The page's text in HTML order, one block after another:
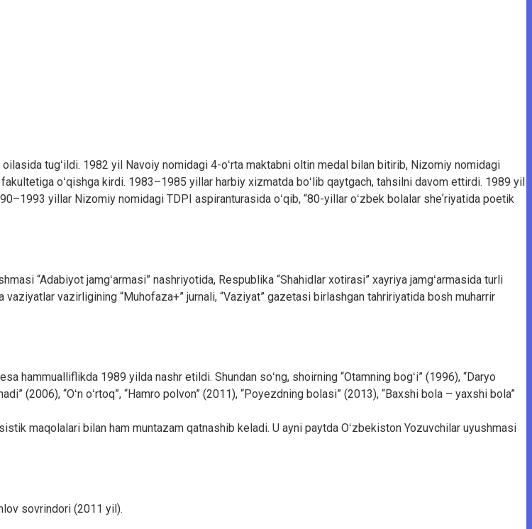
tugʻildi. 1982 yil Navoiy nomidagi 4-oʻrta maktabni oltin medal bilan bitirib, Nizomiy nomidagi
oʻqishga kirdi. 1983–1985 yillar harbiy xizmatda boʻlib qaytgach, tahsilni davom ettirdi. 1989 yil
yillar Nizomiy nomidagi TDPI aspiranturasida oʻqib, “80-yillar oʻzbek bolalar sheʼriyatida poetik
“Adabiyot jamgʻarmasi” nashriyotida, Respublika “Shahidlar xotirasi” xayriya jamgʻarmasida turli
vazirligining “Muhofaza+” jurnali, “Vaziyat” gazetasi birlashgan tahririyatida bosh muharrir
hammualliflikda 1989 yilda nashr etildi. Shundan soʻng, shoirning “Otamning bogʻi” (1996), “Daryo
(2006), “Oʻn oʻrtoq”, “Hamro polvon” (2011), “Poyezdning bolasi” (2013), “Baxshi bola – yaxshi bola”
maqolalari bilan ham muntazam qatnashib keladi. U ayni paytda Oʻzbekiston Yozuvchilar uyushmasi
sovrindori (2011 yil).